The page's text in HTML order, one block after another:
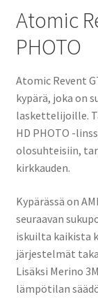
Atomic
PHOTO
Atomic Revent
kypärä, joka on
laskettelijoille.
HD PHOTO -
olosuhteisiin,
kirkkauden.
Kypärässä on
seuraavan
iskuilta kaikista
järjestelmät
Lisäksi Merino
lämpötilan